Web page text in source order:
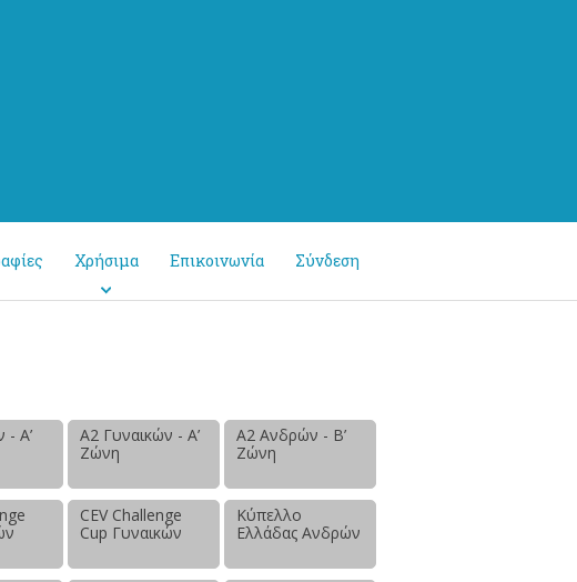
Χρήσιμα Επικοινωνία Σύνδεση
- Α’
Α2 Γυναικών - Α’
Ζώνη
Α2 Ανδρών - Β’
Ζώνη
CEV Challenge
Cup Γυναικών
Κύπελλο
Ελλάδας Ανδρών